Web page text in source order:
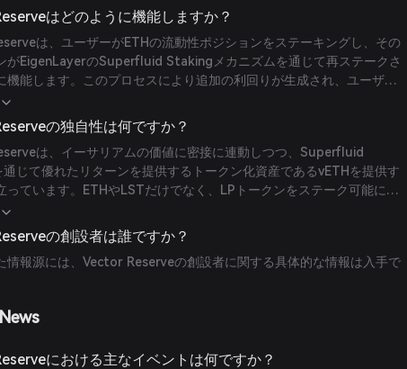
させることを目的としています。
はどのように機能しますか？
は、ユーザーがETHの流動性ポジションをステーキングし、その
がEigenLayerのSuperfluid Stakingメカニズムを通じて再ステークさ
機能します。このプロセスにより追加の利回りが生成され、ユーザー
いう形で流動性を持つ利回りを生むETHプロキシが提供されます。
の独自性は何ですか？
は、イーサリアムの価値に密接に連動しつつ、Superfluid
じて優れたリターンを提供するトークン化資産であるvETHを提供す
っています。ETHやLSTだけでなく、LPトークンをステーク可能にす
ユーティリティと利回り生成の可能性を高めています。
の創設者は誰ですか？
情報源には、Vector Reserveの創設者に関する具体的な情報は入手で
における主なイベントは何ですか？